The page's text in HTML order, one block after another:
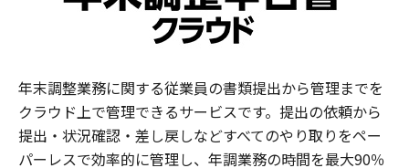
年末調整業務に関する従業員の書類提出から管理までを
クラウド上で管理できるサービスです。提出の依頼から
提出・状況確認・差し戻しなどすべてのやり取りをペー
パーレスで効率的に管理し、年調業務の時間を最大90％